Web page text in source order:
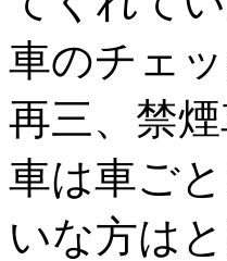
車のチェ
再三、禁
車は車ご
いな方は